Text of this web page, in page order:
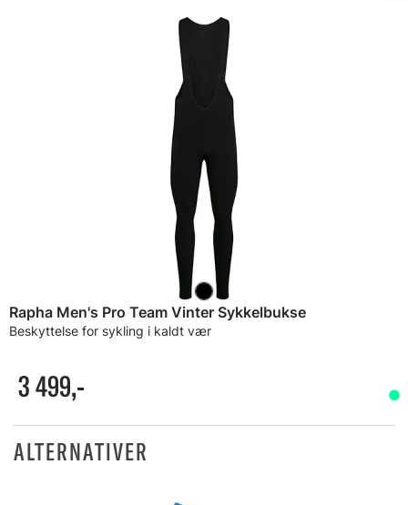
Rapha Men's Pro Team Vinter Sykkelbukse
Beskyttelse for sykling i kaldt vær
3 499,-
ALTERNATIVER